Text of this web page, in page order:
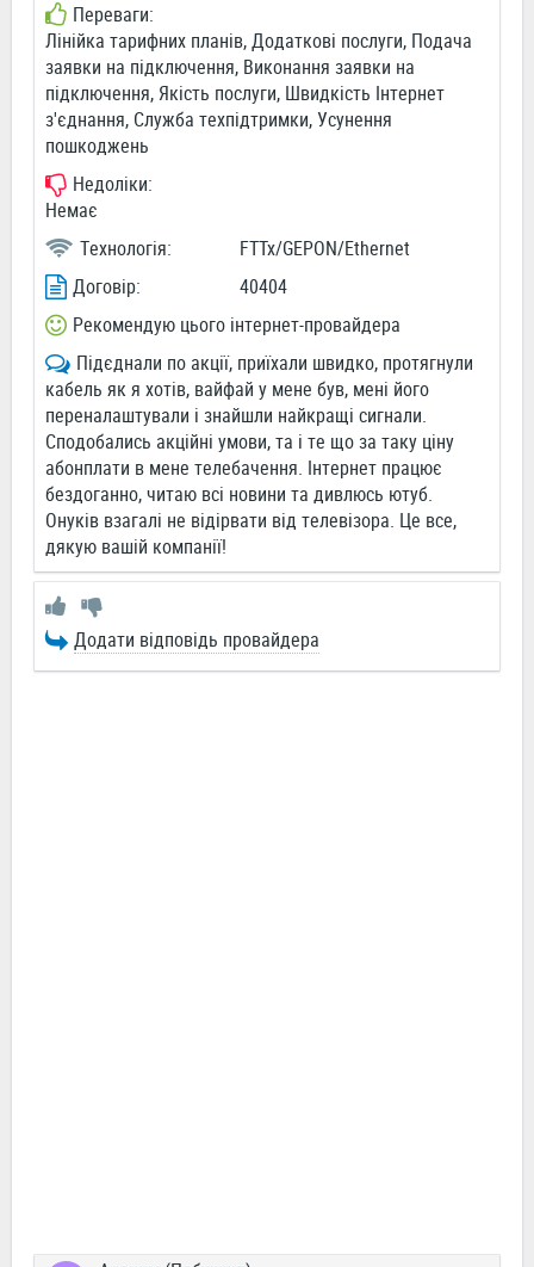
Переваги:
Лінійка тарифних планів, Додаткові послуги, Подача
заявки на підключення, Виконання заявки на
підключення, Якість послуги, Швидкість Інтернет
з'єднання, Служба техпідтримки, Усунення
пошкоджень
Недоліки:
Немає
Технологія:
FTTx/GEPON/Ethernet
Договір:
40404
Рекомендую цього інтернет-провайдера
Підєднали по акції, приїхали швидко, протягнули
кабель як я хотів, вайфай у мене був, мені його
переналаштували і знайшли найкращі сигнали.
Сподобались акційні умови, та і те що за таку ціну
абонплати в мене телебачення. Інтернет працює
бездоганно, читаю всі новини та дивлюсь ютуб.
Онуків взагалі не відірвати від телевізора. Це все,
дякую вашій компанії!
Додати відповідь провайдера